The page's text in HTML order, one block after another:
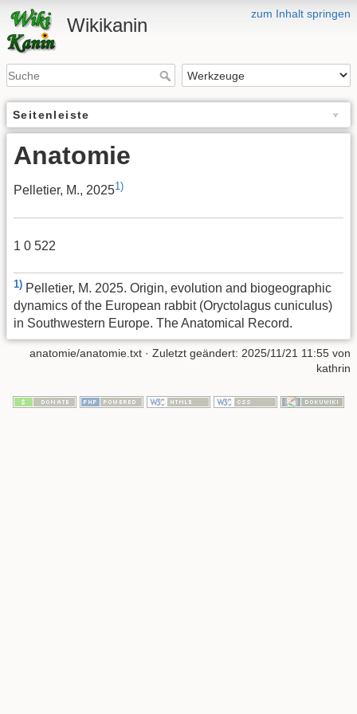
zum Inhalt springen
Wikikanin
Seitenleiste
Anatomie
Pelletier, M., 20251)
1 0 522
1) Pelletier, M. 2025. Origin, evolution and biogeographic
dynamics of the European rabbit (Oryctolagus cuniculus)
in Southwestern Europe. The Anatomical Record.
anatomie/anatomie.txt · Zuletzt geändert: 2025/11/21 11:55 von
kathrin